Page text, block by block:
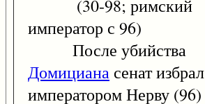
(30-98; римский
император с 96)
После убийства
Домициана сенат избрал
императором Нерву (96)